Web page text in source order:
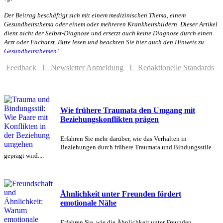
Der Beitrag beschäftigt sich mit einem medizinischen Thema, einem
Gesundheitsthema oder einem oder mehreren Krankheitsbildern. Dieser Artikel
dient nicht der Selbst-Diagnose und ersetzt auch keine Diagnose durch einen
Arzt oder Facharzt. Bitte lesen und beachten Sie hier auch den Hinweis zu
Gesundheitsthemen!
Feedback I Newsletter Anmeldung I Redaktionelle Standards
Wie frühere Traumata den Umgang mit
Beziehungskonflikten prägen
Erfahren Sie mehr darüber, wie das Verhalten in
Beziehungen durch frühere Traumata und Bindungsstile
geprägt wird....
Ähnlichkeit unter Freunden fördert
emotionale Nähe